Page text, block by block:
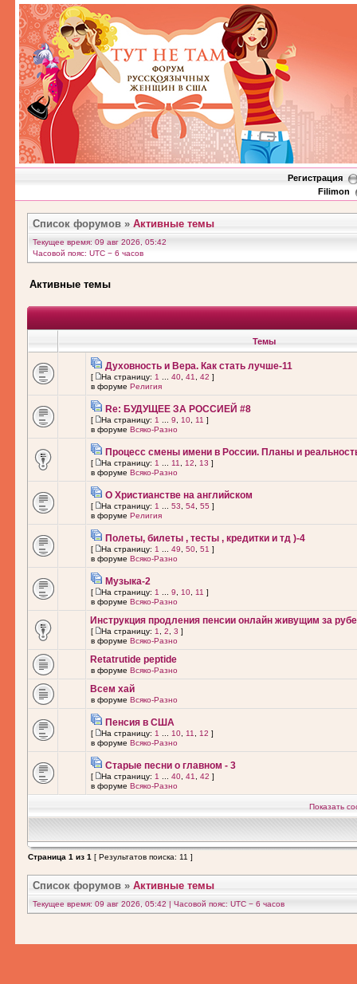
Регистрация
Filimon
Список форумов » Активные темы
Текущее время: 09 авг 2026, 05:42
Часовой пояс: UTC − 6 часов
Активные темы
Темы
Духовность и Вера. Как стать лучше-11
[ На страницу: 1 40 41 42 ]
в форуме Религия
Re: БУДУЩЕЕ ЗА РОССИЕЙ #8
[ На страницу: 1 9 10 11 ]
в форуме Всяко-Разно
Процесс смены имени в России. Планы и
[ На страницу: 1 11 12 13 ]
в форуме Всяко-Разно
О Христианстве на английском
[ На страницу: 1 53 54 55 ]
в форуме Религия
Полеты, билеты , тесты , кредитки и тд )-4
[ На страницу: 1 49 50 51 ]
в форуме Всяко-Разно
Музыка-2
[ На страницу: 1 9 10 11 ]
в форуме Всяко-Разно
Инструкция продления пенсии онлайн живущим за
[ На страницу: 1 2 3 ]
в форуме Всяко-Разно
Retatrutide peptide
в форуме Всяко-Разно
Всем хай
в форуме Всяко-Разно
Пенсия в США
[ На страницу: 1 10 11 12 ]
в форуме Всяко-Разно
Старые песни о главном - 3
[ На страницу: 1 40 41 42 ]
в форуме Всяко-Разно
Показать
Страница 1 из 1 [ Результатов поиска: 11 ]
Список форумов » Активные темы
Текущее время: 09 авг 2026, 05:42 | Часовой пояс: UTC − 6 часов